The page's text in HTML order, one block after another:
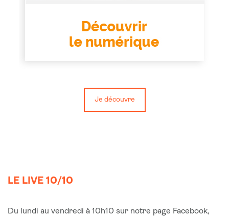
Je découvre
LE LIVE 10/10
Du lundi au vendredi à 10h10 sur notre page Facebook,